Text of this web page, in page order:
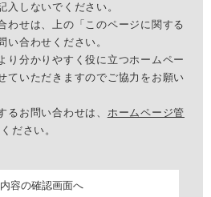
しないでください。
わせは、上の「このページに関する
い合わせください。
り分かりやすく役に立つホームペー
ていただきますのでご協力をお願い
お問い合わせは、 ホームページ管
ださい。